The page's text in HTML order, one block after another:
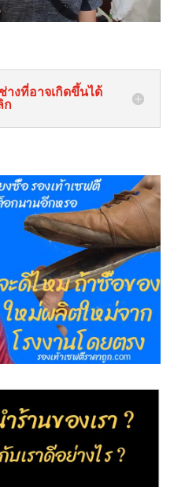
างที่อาจเกิดขึ้นได้
ก